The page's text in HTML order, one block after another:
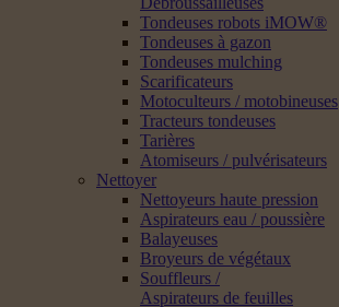
Tondeuses robots iMOW®
Tondeuses à gazon
Tondeuses mulching
Scarificateurs
Motoculteurs / motobineuses
Tracteurs tondeuses
Tarières
Atomiseurs / pulvérisateurs
Nettoyer
Nettoyeurs haute pression
Aspirateurs eau / poussière
Balayeuses
Broyeurs de végétaux
Souffleurs /
Aspirateurs de feuilles